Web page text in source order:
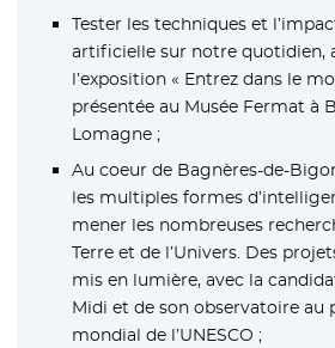
Tester les techniques et
artificielle sur notre quotidien,
l’exposition « Entrez dans le
présentée au Musée Fermat à
Lomagne ;
Au coeur de Bagnères-de-
les multiples formes
mener les nombreuses
Terre et de l’Univers. Des
mis en lumière, avec la
Midi et de son observatoire au
mondial de l’UNESCO ;